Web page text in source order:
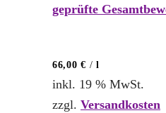
5.00
geprüfte
66,00€ /l
inkl. 19 % MwSt.
zzgl. Versandkosten